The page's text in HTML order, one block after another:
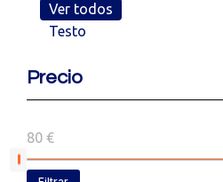
Ver todos
Testo
Precio
80 €